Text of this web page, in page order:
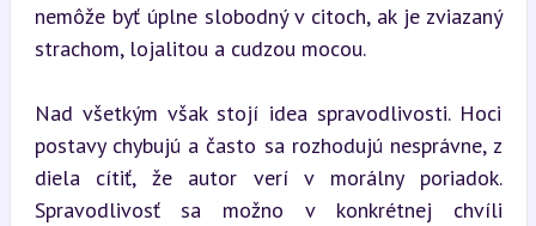
nemôže byť úplne slobodný v citoch, ak je zviazaný
strachom, lojalitou a cudzou mocou.
Nad všetkým však stojí idea spravodlivosti. Hoci
postavy chybujú a často sa rozhodujú nesprávne, z
diela cítiť, že autor verí v morálny poriadok.
Spravodlivosť sa možno v konkrétnej chvíli